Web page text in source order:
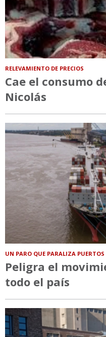
RELEVAMIENTO DE PRECIOS
Cae el consumo
Nicolás
UN PARO QUE PARALIZA PUERTOS
Peligra el
todo el país